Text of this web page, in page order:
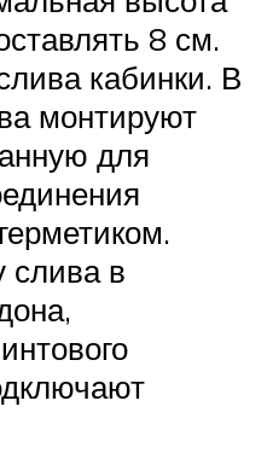
8 см.
кабинки. В
монтируют
для
слива в